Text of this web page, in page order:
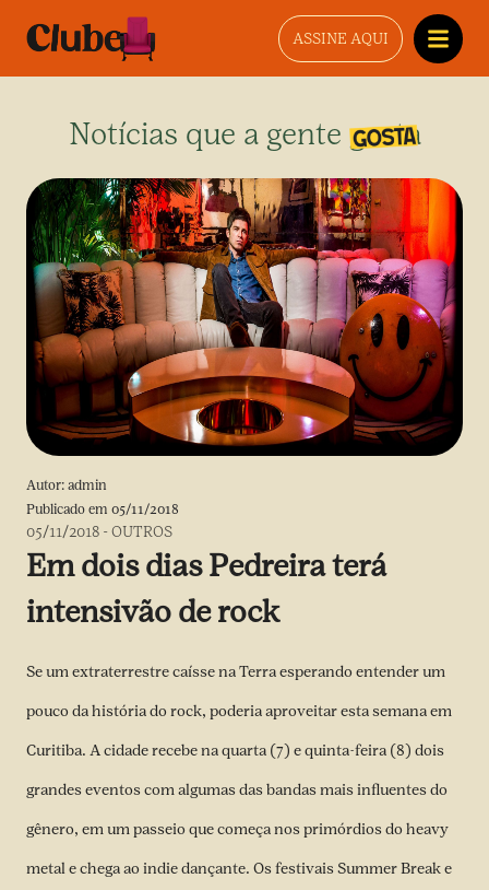
ASSINE AQUI
Notícias que a gente gosta
Autor: admin
Publicado em 05/11/2018
05/11/2018 -OUTROS
Em dois dias Pedreira terá
intensivão de rock
Se um extraterrestre caísse na Terra esperando entender um
pouco da história do rock, poderia aproveitar esta semana em
Curitiba. A cidade recebe na quarta (7) e quinta-feira (8) dois
grandes eventos com algumas das bandas mais influentes do
gênero, em um passeio que começa nos primórdios do heavy
metal e chega ao indie dançante. Os festivais Summer Break e